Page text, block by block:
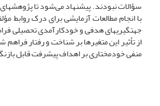
سؤالات نبودند. پیشنهاد می‌شود تا پژوهش­های
با انجام مطالعات آزمایشی برای درک روابط
جهت­گیری­های هدفی و خودکارآمدی تحصیلی
از تأثیر این متغیرها بر شناخت و رفتار
منفی خودمختاری بر اهداف پیشرفت قابل